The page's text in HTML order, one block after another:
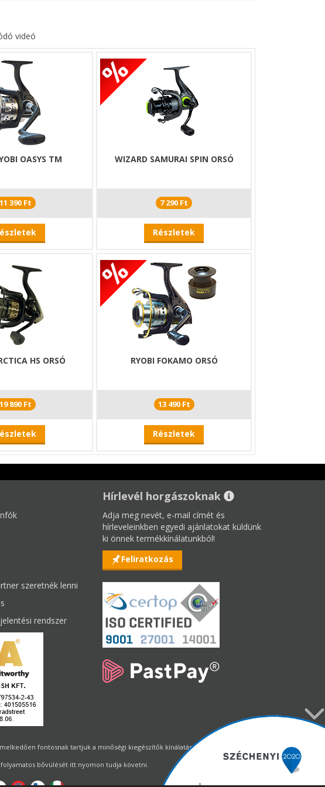
videó
OASYS TM
11 390 Ft
WIZARD SAMURAI SPIN ORSÓ
7 290 Ft
Részletek
HS ORSÓ
19 890 Ft
RYOBI FOKAMO ORSÓ
13 490 Ft
Részletek
szeretnék lenni
rendszer
Hírlevél horgászoknak
Adja meg nevét, e-mail címét és
hírleveleinkben egyedi ajánlatokat küldünk
ki önnek termékkínálatunkból!
Feliratkozás
fontosnak tartjuk a minőségi kiegészítők kínálatának állandó biztosítását.
bővülését itt nyomon tudja követni.